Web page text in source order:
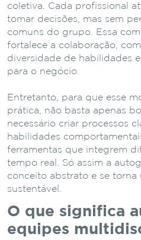
coletiva. Cada profissional
tomar decisões, mas sem
comuns do grupo. Essa
fortalece a colaboração,
diversidade de habilidades
para o negócio.
Entretanto, para que esse
prática, não basta apenas
necessário criar processos
habilidades
ferramentas que integrem
tempo real. Só assim a
conceito abstrato e se
sustentável.
O que significa
equipes